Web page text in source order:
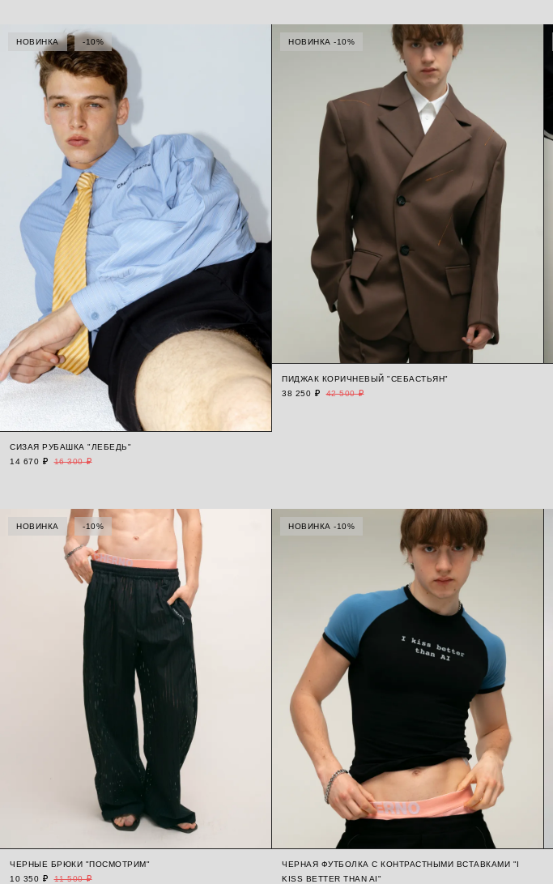
НОВИНКА -10%
СИЗАЯ РУБАШКА "ЛЕБЕДЬ"
14 670 ₽
16 300 ₽
НОВИНКА -10%
ПИДЖАК КОРИЧНЕВЫЙ "СЕБАСТЬЯН"
38 250 ₽
42 500 ₽
НОВИНКА -10%
ЧЕРНЫЕ БРЮКИ "ПОСМОТРИМ"
10 350 ₽
11 500 ₽
НОВИНКА -10%
ЧЕРНАЯ ФУТБОЛКА С КОНТРАСТНЫМИ ВСТАВКАМИ "I
KISS BETTER THAN AI"